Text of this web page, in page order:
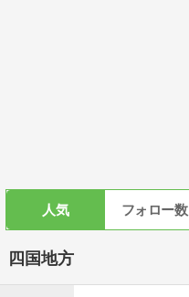
人気 フォロー数
四国地方